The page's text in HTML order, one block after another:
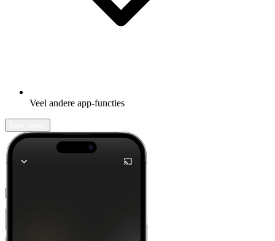
Veel andere app-functies